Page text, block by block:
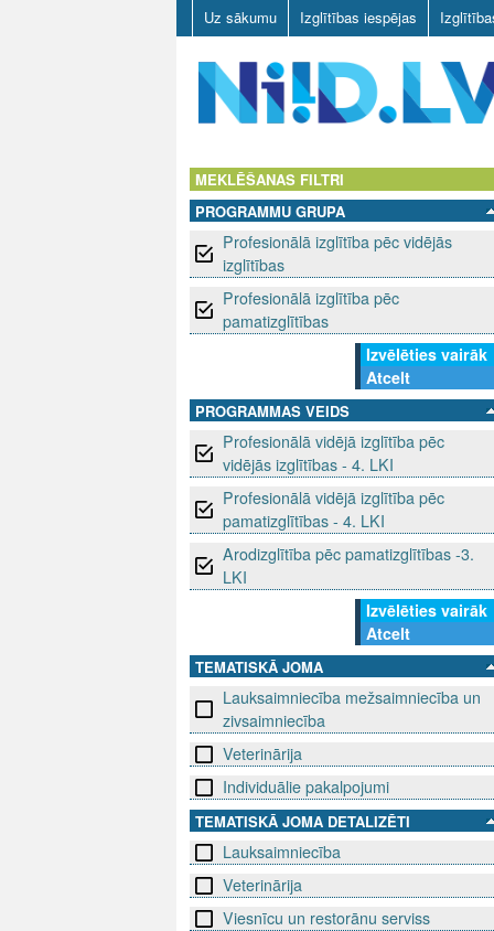
Uz sākumu Izglītības iespējas
D
V
MEKLĒŠANAS FILTRI
PROGRAMMU GRUPA
Profesionālā izglītība pēc vidējās
izglītības
Profesionālā izglītība pēc
pamatizglītības
Izvēlēties vairāk
Atcelt
PROGRAMMAS VEIDS
Profesionālā vidējā izglītība pēc
vidējās izglītības - 4. LKI
Profesionālā vidējā izglītība pēc
pamatizglītības - 4. LKI
Arodizglītība pēc pamatizglītības -3.
LKI
Izvēlēties vairāk
Atcelt
TEMATISKĀ JOMA
Lauksaimniecība mežsaimniecība un
zivsaimniecība
Veterinārija
Individuālie pakalpojumi
TEMATISKĀ JOMA DETALIZĒTI
Lauksaimniecība
Veterinārija
Viesnīcu un restorānu serviss